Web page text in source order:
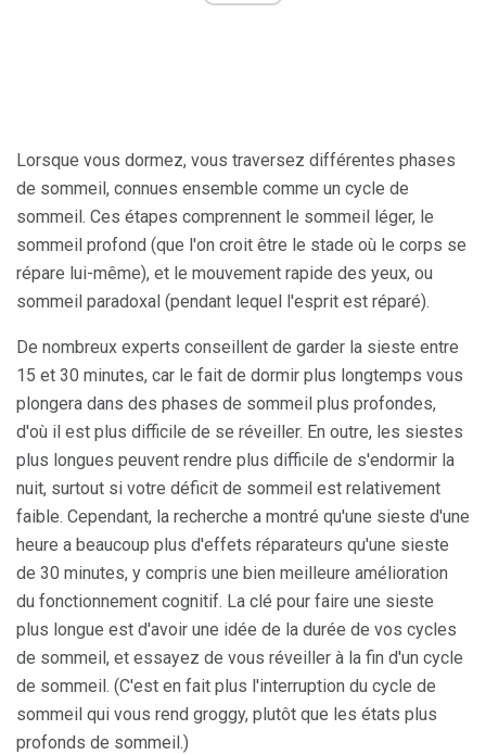
Lorsque vous dormez, vous traversez différentes phases
de sommeil, connues ensemble comme un cycle de
sommeil. Ces étapes comprennent le sommeil léger, le
sommeil profond (que l'on croit être le stade où le corps se
répare lui-même), et le mouvement rapide des yeux, ou
sommeil paradoxal (pendant lequel l'esprit est réparé).
De nombreux experts conseillent de garder la sieste entre
15 et 30 minutes, car le fait de dormir plus longtemps vous
plongera dans des phases de sommeil plus profondes,
d'où il est plus difficile de se réveiller. En outre, les siestes
plus longues peuvent rendre plus difficile de s'endormir la
nuit, surtout si votre déficit de sommeil est relativement
faible. Cependant, la recherche a montré qu'une sieste d'une
heure a beaucoup plus d'effets réparateurs qu'une sieste
de 30 minutes, y compris une bien meilleure amélioration
du fonctionnement cognitif. La clé pour faire une sieste
plus longue est d'avoir une idée de la durée de vos cycles
de sommeil, et essayez de vous réveiller à la fin d'un cycle
de sommeil. (C'est en fait plus l'interruption du cycle de
sommeil qui vous rend groggy, plutôt que les états plus
profonds de sommeil.)